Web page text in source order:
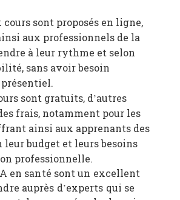
cours sont proposés en ligne,
aux professionnels de la
à leur rythme et selon
sans avoir besoin
présentiel.
sont gratuits, d’autres
frais, notamment pour les
ainsi aux apprenants des
leur budget et leurs besoins
professionnelle.
en santé sont un excellent
auprès d’experts qui se